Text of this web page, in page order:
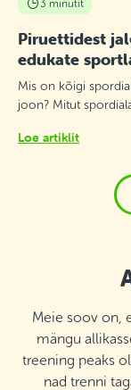
3 minutit
Piruettidest
edukate
Mis on kõigi
joon? Mitut
Loe artiklit
Meie soov on,
mängu
treening peaks
nad trenni